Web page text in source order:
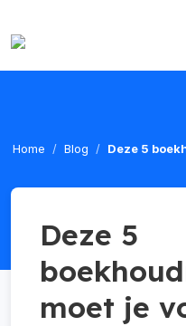
Home Blog Deze 5
Deze 5
moet je